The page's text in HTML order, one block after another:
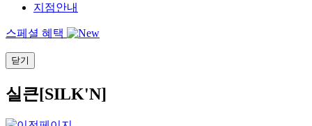
지점안내
스페셜 혜택
닫기
실큰[SILK'N]